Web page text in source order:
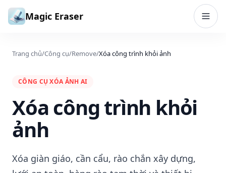
Bỏ qua đến nội dung
Magic Eraser
Trang chủ/Công cụ/Remove/Xóa công trình khỏi ảnh
CÔNG CỤ XÓA ẢNH AI
Xóa công trình khỏi
ảnh
Xóa giàn giáo, cần cẩu, rào chắn xây dựng,